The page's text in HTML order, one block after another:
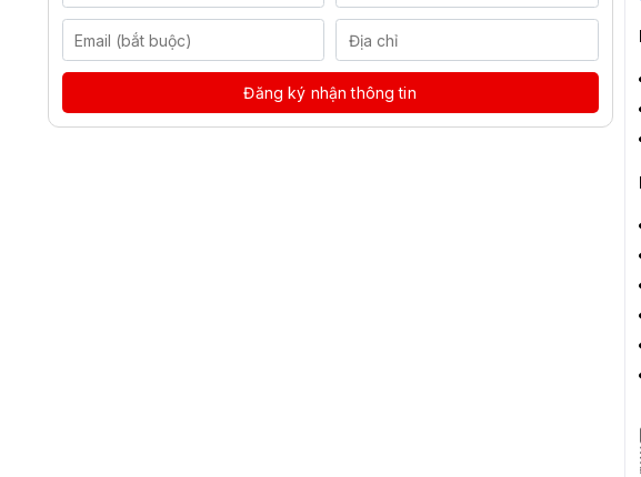
Đăng ký nhận thông tin